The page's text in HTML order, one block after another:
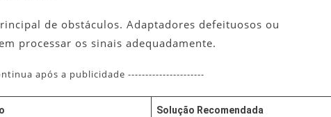
de obstáculos. Adaptadores defeituosos ou
processar os sinais adequadamente.
após a publicidade ----------------------
Solução Recomendada